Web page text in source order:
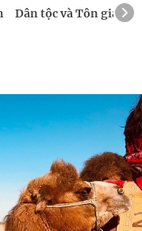
Dân tộc và Tôn giáo